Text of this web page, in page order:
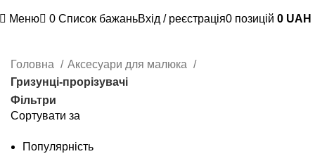
Меню 0 Список бажаньВхід / реєстрація0 позицій 0 UAH
Головна
Аксесуари для малюка
Гризунці-прорізувачі
Фільтри
Сортувати за
Популярність